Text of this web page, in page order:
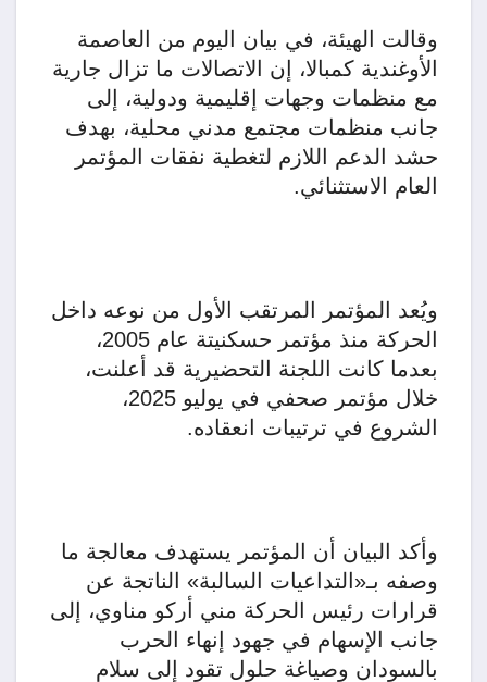
وقالت الهيئة، في بيان اليوم من العاصمة
الأوغندية كمبالا، إن الاتصالات ما تزال جارية
مع منظمات وجهات إقليمية ودولية، إلى
جانب منظمات مجتمع مدني محلية، بهدف
حشد الدعم اللازم لتغطية نفقات المؤتمر
العام الاستثنائي.
ويُعد المؤتمر المرتقب الأول من نوعه داخل
الحركة منذ مؤتمر حسكنيتة عام 2005،
بعدما كانت اللجنة التحضيرية قد أعلنت،
خلال مؤتمر صحفي في يوليو 2025،
الشروع في ترتيبات انعقاده.
وأكد البيان أن المؤتمر يستهدف معالجة ما
وصفه بـ«التداعيات السالبة» الناتجة عن
قرارات رئيس الحركة مني أركو مناوي، إلى
جانب الإسهام في جهود إنهاء الحرب
بالسودان وصياغة حلول تقود إلى سلام